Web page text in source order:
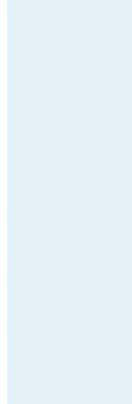
detailhandelsvestigingen
10+ parkeerplaatsen